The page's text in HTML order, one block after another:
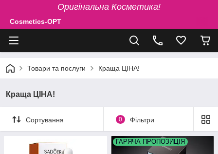
Оригінальна Косметика!
Cosmetics-OPT
Товари та послуги Краща ЦІНА!
Краща ЦІНА!
Сортування 0 Фільтри
ГАРЯЧА ПРОПОЗИЦІЯ